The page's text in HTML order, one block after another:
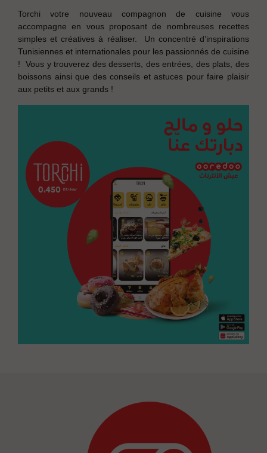
Torchi votre nouveau compagnon de cuisine vous
accompagne en vous proposant de nombreuses recettes
simples et créatives à réaliser. Un concentré d’inspirations
Tunisiennes et internationales pour les passionnés de cuisine
! Vous y trouverez des desserts, des entrées, des plats, des
boissons ainsi que des conseils et astuces pour faire plaisir
aux petits et aux grands !